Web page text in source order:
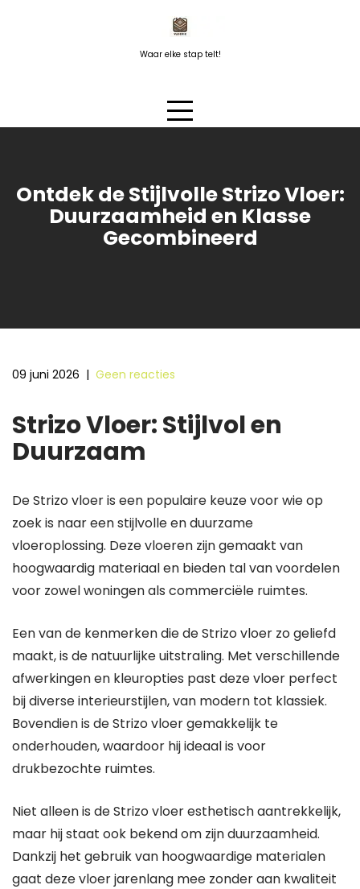
Waar elke stap telt!
Ontdek de Stijlvolle Strizo Vloer:
Duurzaamheid en Klasse
Gecombineerd
09 juni 2026 | Geen reacties
Strizo Vloer: Stijlvol en
Duurzaam
De Strizo vloer is een populaire keuze voor wie op
zoek is naar een stijlvolle en duurzame
vloeroplossing. Deze vloeren zijn gemaakt van
hoogwaardig materiaal en bieden tal van voordelen
voor zowel woningen als commerciële ruimtes.
Een van de kenmerken die de Strizo vloer zo geliefd
maakt, is de natuurlijke uitstraling. Met verschillende
afwerkingen en kleuropties past deze vloer perfect
bij diverse interieurstijlen, van modern tot klassiek.
Bovendien is de Strizo vloer gemakkelijk te
onderhouden, waardoor hij ideaal is voor
drukbezochte ruimtes.
Niet alleen is de Strizo vloer esthetisch aantrekkelijk,
maar hij staat ook bekend om zijn duurzaamheid.
Dankzij het gebruik van hoogwaardige materialen
gaat deze vloer jarenlang mee zonder aan kwaliteit